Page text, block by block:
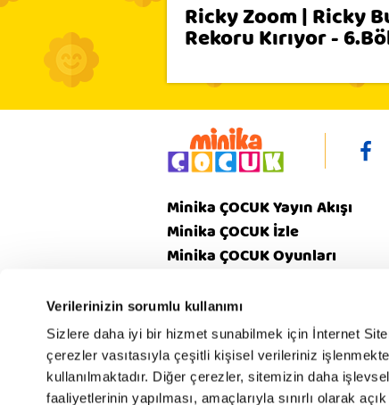
Verilerinizin sorumlu kullanımı
Sizlere daha iyi bir hizmet sunabilmek için İnternet
çerezler vasıtasıyla çeşitli kişisel verileriniz
kullanılmaktadır. Diğer çerezler, sitemizin daha
faaliyetlerinin yapılması, amaçlarıyla sınırlı olarak
Ricky Zoom | Ricky
Rekoru Kırıyor -
Minika ÇOCUK Yayın Akışı
Minika ÇOCUK İzle
Minika ÇOCUK Oyunları
Minika ÇOCUK Dergi
Hakkımızda
Gizlilik
Politikamız